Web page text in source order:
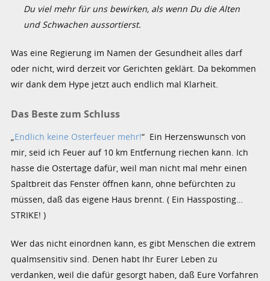
Du viel mehr für uns bewirken, als wenn Du die Alten
und Schwachen aussortierst.
Was eine Regierung im Namen der Gesundheit alles darf
oder nicht, wird derzeit vor Gerichten geklärt. Da bekommen
wir dank dem Hype jetzt auch endlich mal Klarheit.
Das Beste zum Schluss
Endlich keine Osterfeuer mehr!“ Ein Herzenswunsch von
mir, seid ich Feuer auf 10 km Entfernung riechen kann. Ich
hasse die Ostertage dafür, weil man nicht mal mehr einen
Spaltbreit das Fenster öffnen kann, ohne befürchten zu
müssen, daß das eigene Haus brennt. ( Ein Hassposting…
STRIKE! )
Wer das nicht einordnen kann, es gibt Menschen die extrem
qualmsensitiv sind. Denen habt Ihr Eurer Leben zu
verdanken, weil die dafür gesorgt haben, daß Eure Vorfahren